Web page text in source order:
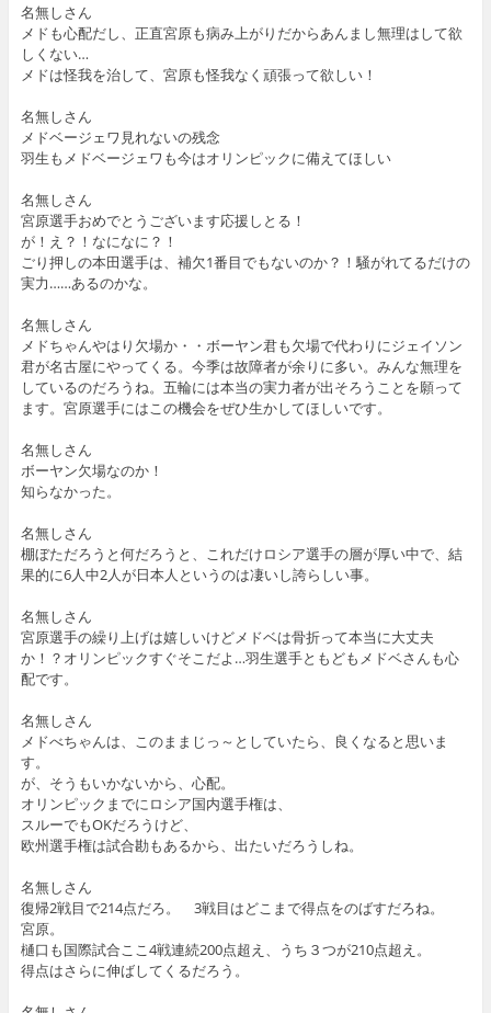
名無しさん
メドも心配だし、正直宮原も病み上がりだからあんまし無理はして欲
しくない…
メドは怪我を治して、宮原も怪我なく頑張って欲しい！
名無しさん
メドベージェワ見れないの残念
羽生もメドベージェワも今はオリンピックに備えてほしい
名無しさん
宮原選手おめでとうございます応援しとる！
が！え？！なになに？！
ごり押しの本田選手は、補欠1番目でもないのか？！騒がれてるだけの
実力……あるのかな。
名無しさん
メドちゃんやはり欠場か・・ボーヤン君も欠場で代わりにジェイソン
君が名古屋にやってくる。今季は故障者が余りに多い。みんな無理を
しているのだろうね。五輪には本当の実力者が出そろうことを願って
ます。宮原選手にはこの機会をぜひ生かしてほしいです。
名無しさん
ボーヤン欠場なのか！
知らなかった。
名無しさん
棚ぼただろうと何だろうと、これだけロシア選手の層が厚い中で、結
果的に6人中2人が日本人というのは凄いし誇らしい事。
名無しさん
宮原選手の繰り上げは嬉しいけどメドベは骨折って本当に大丈夫
か！？オリンピックすぐそこだよ…羽生選手ともどもメドベさんも心
配です。
名無しさん
メドべちゃんは、このままじっ～としていたら、良くなると思いま
す。
が、そうもいかないから、心配。
オリンピックまでにロシア国内選手権は、
スルーでもOKだろうけど、
欧州選手権は試合勘もあるから、出たいだろうしね。
名無しさん
復帰2戦目で214点だろ。 3戦目はどこまで得点をのばすだろね。
宮原。
樋口も国際試合ここ4戦連続200点超え、うち３つが210点超え。
得点はさらに伸ばしてくるだろう。